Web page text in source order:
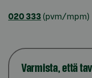
020 333 (pvm/mpm)
Varmista, että